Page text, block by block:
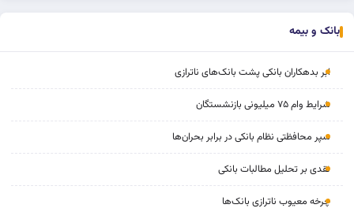
بانک و بیمه
ابر بدهکاران بانکی پشت بانک‌های ناترازی
شرایط وام ۷۵ میلیونی بازنشستگان
سپر محافظتی نظام بانکی در برابر بحران‌ها
نقدی بر تحلیل مطالبات بانکی
چرخه‌ معیوب ناترازی بانک‌ها